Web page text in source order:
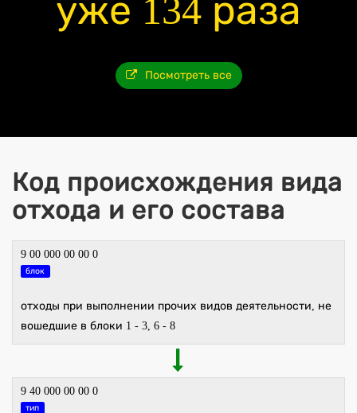
уже 134 раза
Посмотреть все
Код происхождения вида
отхода и его состава
9 00 000 00 00 0
блок
отходы при выполнении прочих видов деятельности, не
вошедшие в блоки 1 - 3, 6 - 8
9 40 000 00 00 0
тип